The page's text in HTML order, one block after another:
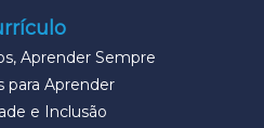
Aprender Sempre
para Aprender
e Inclusão